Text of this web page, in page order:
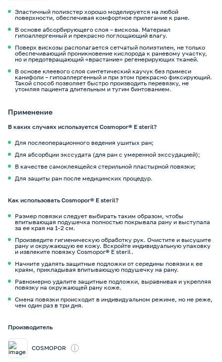
Эластичный полиэстер хорошо моделируется на любой
поверхности, обеспечивая комфортное прилегание к ране.
В основе абсорбирующего слоя – вискоза. Материал
гипоаллергенный и прекрасно поглощающий влагу.
Поверх вискозы располагается сетчатый полиэтилен, не только
обеспечивающий проникновение кислорода к раневому участку,
но и предотвращающий «врастание» регенерирующих тканей.
В основе клеевого слоя синтетический каучук без примеси
канифоли – гипоаллергенный и при этом прекрасно фиксирующий.
Такой способ позволяет быстро производить перевязку, не
утомляя пациента длительным и тугим бинтованием.
Применение
В каких случаях используется Cosmopor® E steril?
Для послеоперационного ведения ушитых ран;
Для абсорбции экссудата (для ран с умеренной экссудацией);
В качестве самоклеящейся стерильной пластырной повязки;
Для защиты ран после медицинских процедур.
Как использовать Cosmopor® E steril?
Размер повязки следует выбирать таким образом, чтобы
впитывающая подушечка полностью покрывала рану и выступала
за ее края на 1-2 см.
Произведите гигиеническую обработку рук. Очистите и высушите
рану и окружающую ее кожу. Вскройте индивидуальную упаковку
и извлеките повязку Cosmopor® E steril.
Начните удалять защитные подложки от середины повязки к ее
краям, прикладывая впитывающую подушечку на рану.
Равномерно удалите защитные подложки, выравнивая и укрепляя
повязку на окружающей рану коже.
Смена повязки происходит в индивидуальном режиме, но не реже,
чем один раз в три дня.
Производитель
COSMOPOR i